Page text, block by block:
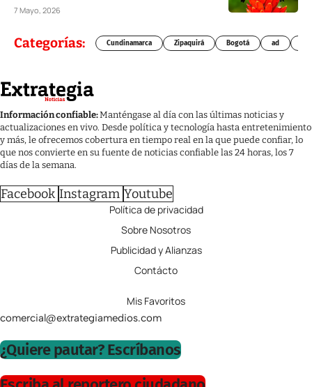
7 Mayo, 2026
Categorías: Cundinamarca Zipaquirá Bogotá ad
Información confiable:Manténgase al día con las últimas noticias y
actualizaciones en vivo. Desde política y tecnología hasta entretenimiento
y más, le ofrecemos cobertura en tiempo real en la que puede confiar, lo
que nos convierte en su fuente de noticias confiable las 24 horas, los 7
días de la semana.
Facebook Instagram Youtube
Política de privacidad
Sobre Nosotros
Publicidad y Alianzas
Contácto
Mis Favoritos
comercial@extrategiamedios.com
¿Quiere pautar? Escríbanos